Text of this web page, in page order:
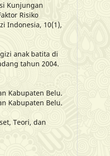
Kunjungan
Risiko
Indonesia, 10(1),
anak batita di
tahun 2004.
Kabupaten Belu.
Kabupaten Belu.
Teori, dan